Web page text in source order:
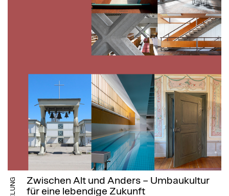
Zwischen Alt und Anders – Umbaukultur
für eine lebendige Zukunft